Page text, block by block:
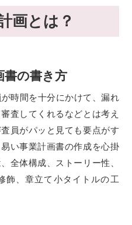
画とは？
書の書き方
時間を十分にかけて、漏れ
査してくれるなどとは考え
員がパッと見ても要点がす
い事業計画書の作成を心掛
全体構成、ストーリー性、
飾、章立て小タイトルの工